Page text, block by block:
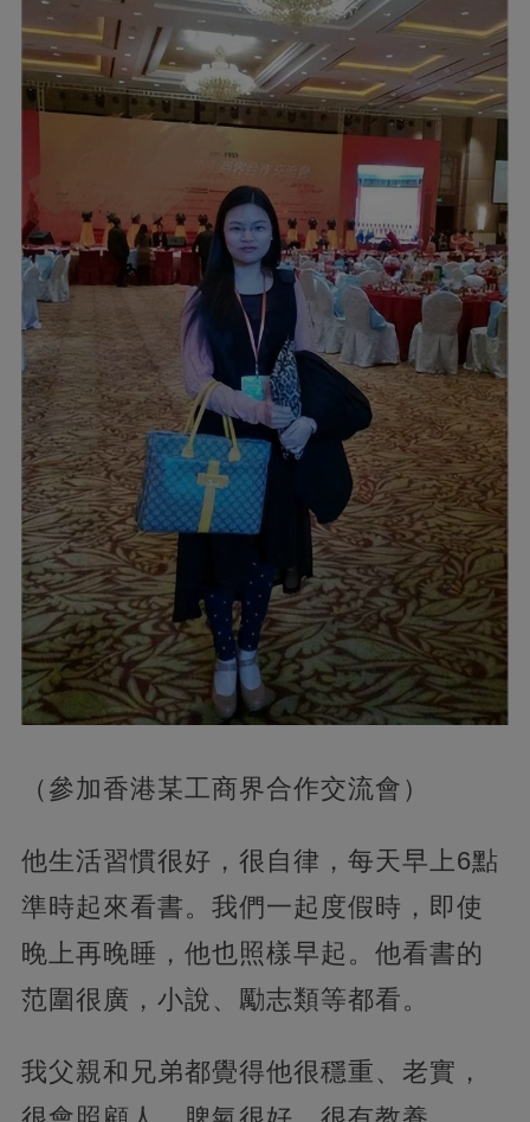
（參加香港某工商界合作交流會）
他生活習慣很好，很自律，每天早上6點
準時起來看書。我們一起度假時，即使
晚上再晚睡，他也照樣早起。他看書的
范圍很廣，小說、勵志類等都看。
我父親和兄弟都覺得他很穩重、老實，